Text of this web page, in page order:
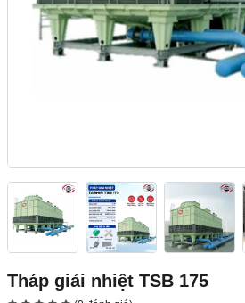
Tháp giải nhiệt TSB 175